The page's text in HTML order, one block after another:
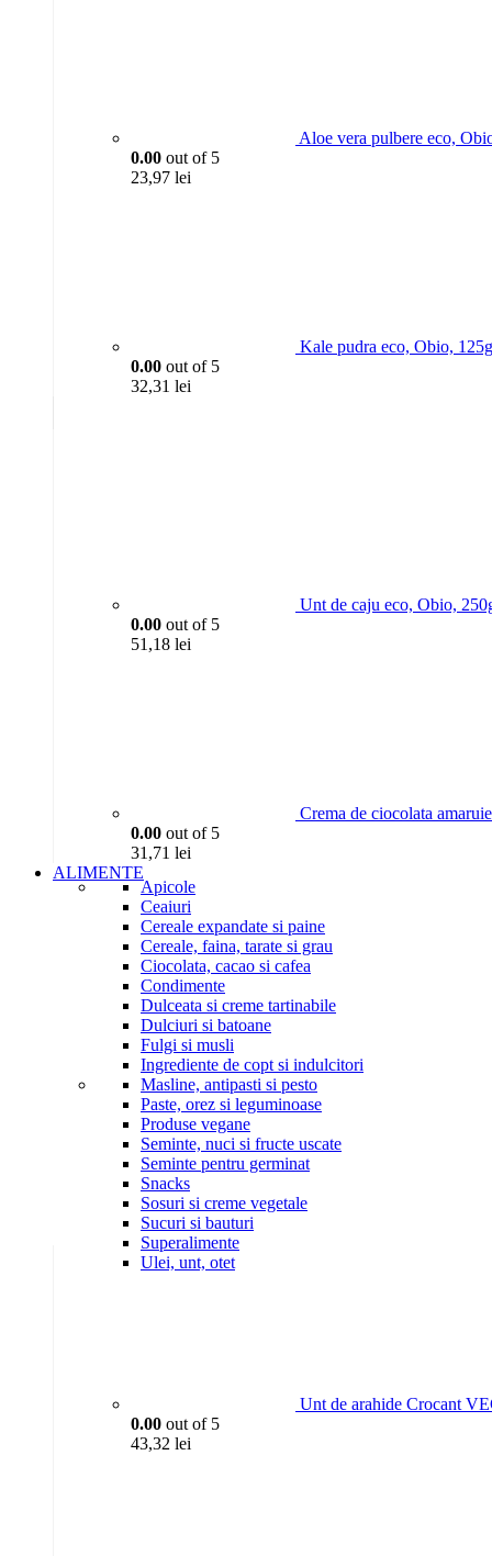
Aloe vera pulbere eco,
0.00 out of 5
23,97 lei
Kale pudra eco, Obio, 125g
0.00 out of 5
32,31 lei
Unt de caju eco, Obio,
0.00 out of 5
51,18 lei
Crema de ciocolata
0.00 out of 5
31,71 lei
ALIMENTE
Apicole
Ceaiuri
Cereale expandate si paine
Cereale, faina, tarate si grau
Ciocolata, cacao si cafea
Condimente
Dulceata si creme tartinabile
Dulciuri si batoane
Fulgi si musli
Ingrediente de copt si indulcitori
Masline, antipasti si pesto
Paste, orez si leguminoase
Produse vegane
Seminte, nuci si fructe uscate
Seminte pentru germinat
Snacks
Sosuri si creme vegetale
Sucuri si bauturi
Superalimente
Ulei, unt, otet
Unt de arahide Crocant
0.00 out of 5
43,32 lei